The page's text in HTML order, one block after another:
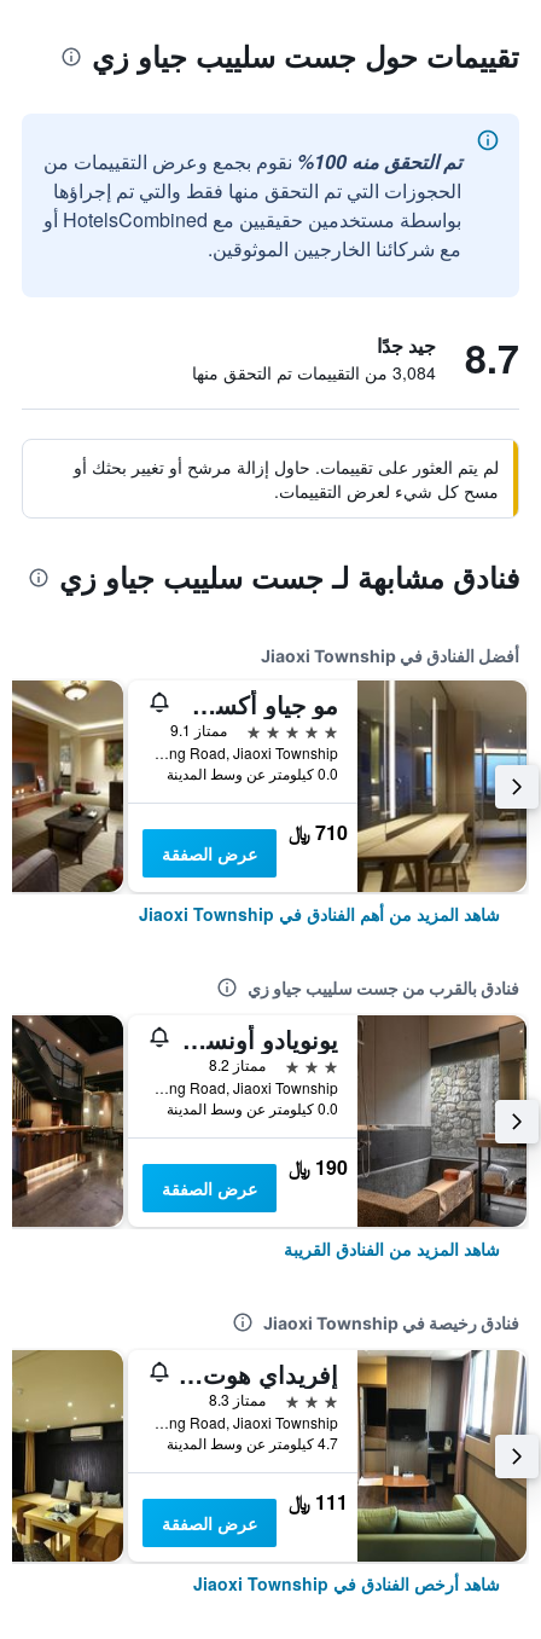
تقييمات حول جست سلييب جياو زي
تم التحقق منه 100%
نقوم بجمع وعرض التقييمات من
الحجوزات التي تم التحقق منها فقط والتي تم إجراؤها
بواسطة مستخدمين حقيقيين مع HotelsCombined أو
مع شركائنا الخارجيين الموثوقين.
8.7 جيد جدًا
3,084 من التقييمات تم التحقق منها
لم يتم العثور على تقييمات. حاول إزالة مرشح أو تغيير بحثك أو
مسح كل شيء لعرض التقييمات.
فنادق مشابهة لـ جست سلييب جياو زي
أفضل الفنادق في Jiaoxi Township
مو جياو أكسي هوتل
5 نجوم
ممتاز 9.1
No. 1, Jiankang Road, Jiaoxi Township, تايوان
0.0 كيلومتر عن وسط المدينة
710 ﷼
عرض الصفقة
شاهد المزيد من أهم الفنادق في Jiaoxi Township
فنادق بالقرب من جست سلييب جياو زي
يونويادو أونسين هوت سبرينج هوتل ديانج
3 نجوم
ممتاز 8.2
No.26, Deyang Road, Jiaoxi Township, تايوان
0.0 كيلومتر عن وسط المدينة
190 ﷼
عرض الصفقة
شاهد المزيد من الفنادق القريبة
فنادق رخيصة في Jiaoxi Township
إفريداي هوت سبرينغ هوتل
3 نجوم
ممتاز 8.3
No. 65, Deyang Road, Jiaoxi Township, تايوان
4.7 كيلومتر عن وسط المدينة
111 ﷼
عرض الصفقة
شاهد أرخص الفنادق في Jiaoxi Township